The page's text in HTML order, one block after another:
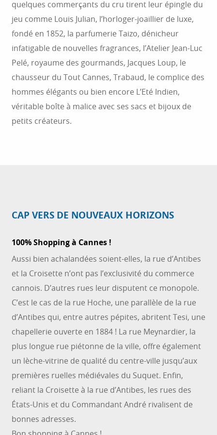
quelques commerçants du cru tirent leur épingle du
jeu comme Louis Julian, l’horloger-joaillier de luxe,
fondé en 1852, la parfumerie Taizo, dénicheur
infatigable de nouvelles fragrances, l’Atelier Jean-Luc
Pelé, royaume des gourmands, Jacques Loup, le
chausseur du Tout Cannes, Trabaud, le complice des
hommes élégants ou bien encore L’Eté Indien,
véritable boîte à malice avec ses sacs et bijoux de
petits créateurs.
CAP VERS DE NOUVEAUX HORIZONS
100% Shopping à Cannes !
Aussi bien achalandées soient-elles, la rue d’Antibes
et la Croisette n’ont pas l’exclusivité du commerce
cannois. D’autres rues leur disputent ce monopole.
C’est le cas de la rue Hoche, une parallèle de la rue
d’Antibes qui, entre autres pépites, abritent Tesi, une
chapellerie ouverte en 1884 ! La rue Meynardier, la
plus longue rue piétonne de la ville, offre également
un lèche-vitrine de qualité du centre-ville jusqu’aux
premières ruelles médiévales du Suquet. Enfin,
reliant la Croisette à la rue d’Antibes, les rues des
États-Unis et du Commandant André rivalisent de
bonnes adresses.